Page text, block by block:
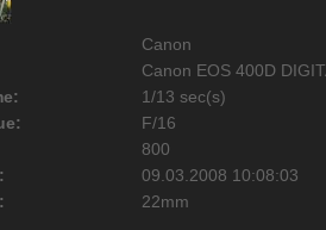
Canon
Canon EOS 400D
1/13 sec(s)
F/16
800
09.03.2008 10:08:03
22mm